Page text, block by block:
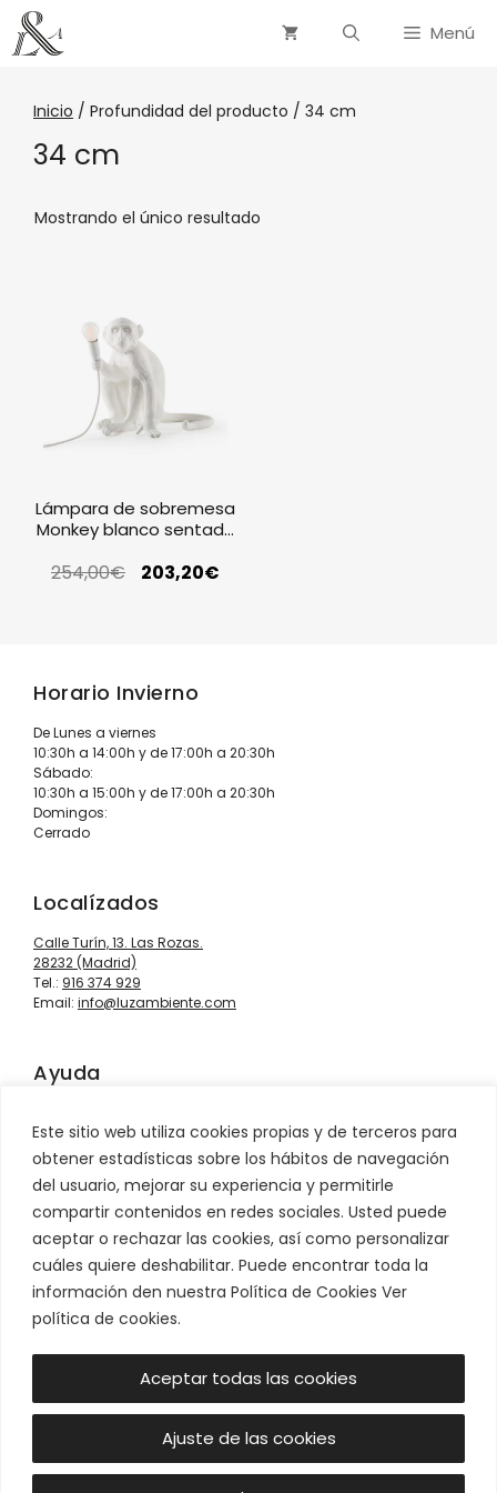
Este sitio web utiliza cookies propias y de terceros para
obtener estadísticas sobre los hábitos de navegación
del usuario, mejorar su experiencia y permitirle
compartir contenidos en redes sociales. Usted puede
aceptar o rechazar las cookies, así como personalizar
cuáles quiere deshabilitar. Puede encontrar toda la
información den nuestra Política de Cookies Ver
política de cookies.
Ajuste de las cookies
Aceptar todas las cookies
Menú
Inicio / Profundidad del producto / 34 cm
34 cm
Mostrando el único resultado
Lámpara de sobremesa
Monkey blanco sentado
254,00€ 203,20€
Horario Invierno
De Lunes a viernes
10:30h a 14:00h y de 17:00h a 20:30h
Sábado:
10:30h a 15:00h y de 17:00h a 20:30h
Domingos:
Cerrado
Localízados
Calle Turín, 13. Las Rozas.
28232 (Madrid)
Tel.: 916 374 929
Email: info@luzambiente.com
Ayuda
Información sobre envíos
Condiciones de venta
Devoluciones
Síguenos
© Luz & Ambiente 2026 -Aviso legal|Política de Privacidad
|